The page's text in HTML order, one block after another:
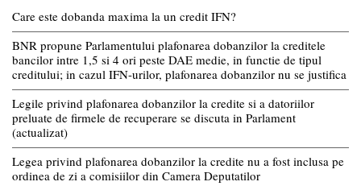
Care este dobanda maxima la un credit IFN?
BNR propune Parlamentului plafonarea dobanzilor la creditele
bancilor intre 1,5 si 4 ori peste DAE medie, in functie de tipul
creditului; in cazul IFN-urilor, plafonarea dobanzilor nu se justifica
Legile privind plafonarea dobanzilor la credite si a datoriilor
preluate de firmele de recuperare se discuta in Parlament
(actualizat)
Legea privind plafonarea dobanzilor la credite nu a fost inclusa pe
ordinea de zi a comisiilor din Camera Deputatilor